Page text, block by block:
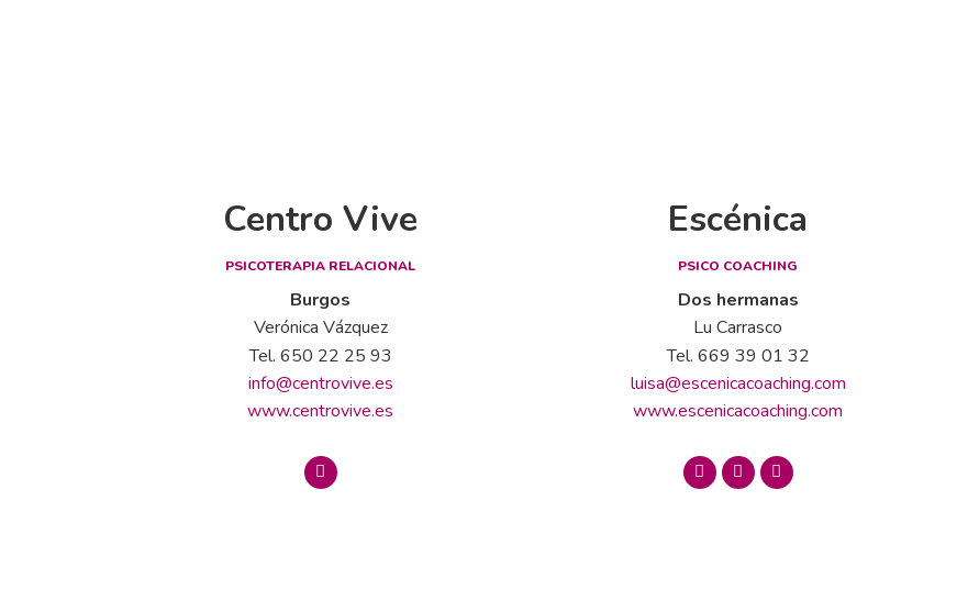
Centro Vive
PSICOTERAPIA RELACIONAL
Burgos
Verónica Vázquez
Tel. 650 22 25 93
info@centrovive.es
www.centrovive.es
Escénica
PSICO COACHING
Dos hermanas
Lu Carrasco
Tel. 669 39 01 32
luisa@escenicacoaching.com
www.escenicacoaching.com